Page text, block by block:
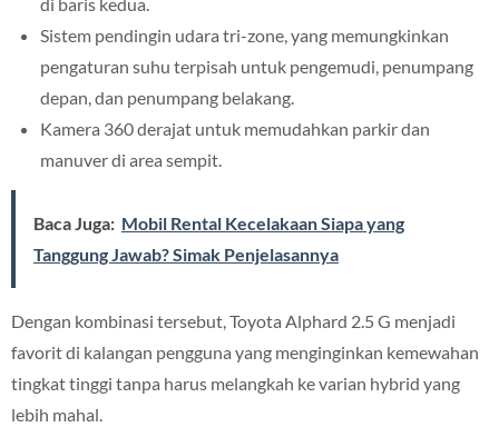
di baris kedua.
Sistem pendingin udara tri-zone, yang memungkinkan
pengaturan suhu terpisah untuk pengemudi, penumpang
depan, dan penumpang belakang.
Kamera 360 derajat untuk memudahkan parkir dan
manuver di area sempit.
Baca Juga: Mobil Rental Kecelakaan Siapa yang
Tanggung Jawab? Simak Penjelasannya
Dengan kombinasi tersebut, Toyota Alphard 2.5 G menjadi
favorit di kalangan pengguna yang menginginkan kemewahan
tingkat tinggi tanpa harus melangkah ke varian hybrid yang
lebih mahal.